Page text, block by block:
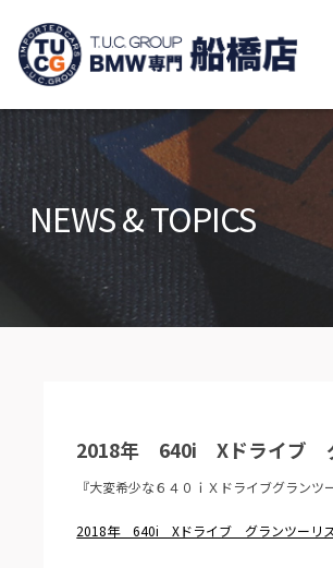
ニュース
News and Topics
保証＆サービス
Warranty and Serivce
特別作業について
Special service
会社概要
NEWS & TOPICS
2018年 640i Xドライブ
『大変希少な６４０ｉＸドライブグランツ
2018年 640i Xドライブ グランツーリ